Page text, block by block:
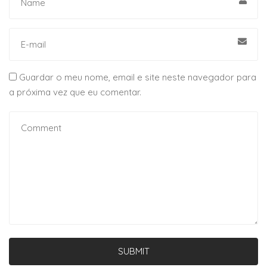
Guardar o meu nome, email e site neste navegador para
a próxima vez que eu comentar.
SUBMIT